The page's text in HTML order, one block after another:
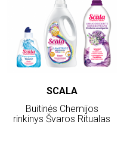
SCALA
Buitinės Chemijos
rinkinys Švaros Ritualas